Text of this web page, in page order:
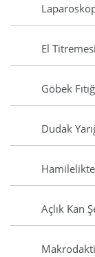
El
Göbek
Dudak
Açlık Kan